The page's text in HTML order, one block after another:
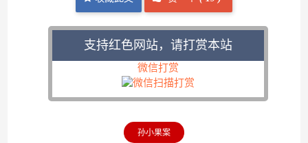
支持红色网站，请打赏本站
微信打赏
孙小果案